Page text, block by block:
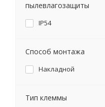
пылевлагозащиты
IP54
Способ монтажа
Накладной
Тип клеммы